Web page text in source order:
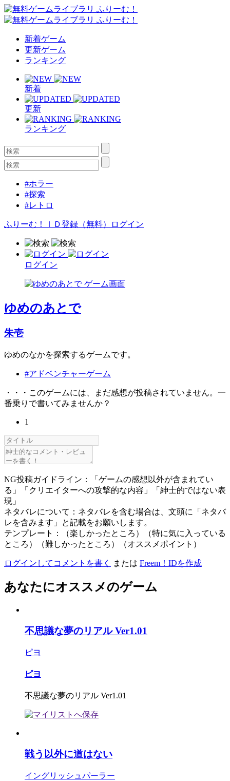
新着ゲーム
更新ゲーム
ランキング
新着
更新
ランキング
#ホラー
#探索
#レトロ
ふりーむ！ＩＤ登録（無料） ログイン
ログイン
ゆめのあとで
朱壱
ゆめのなかを探索するゲームです。
#アドベンチャーゲーム
・・・このゲームには、まだ感想が投稿されていません。一
番乗りで書いてみませんか？
1
NG投稿ガイドライン：「ゲームの感想以外が含まれてい
る」「クリエイターへの攻撃的な内容」「紳士的ではない表
現」
ネタバレについて：ネタバレを含む場合は、文頭に「ネタバ
レを含みます」と記載をお願いします。
テンプレート：（楽しかったところ）（特に気に入っている
ところ）（難しかったところ）（オススメポイント）
ログインしてコメントを書く または Freem！IDを作成
あなたにオススメのゲーム
不思議な夢のリアル Ver1.01
ピヨ
ピヨ
不思議な夢のリアル Ver1.01
戦う以外に道はない
イングリッシュパーラー